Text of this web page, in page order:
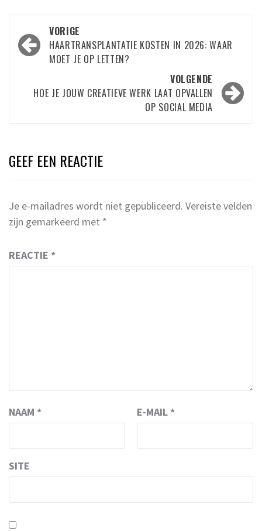
Bericht
navigatie
VORIGE
HAARTRANSPLANTATIE KOSTEN IN 2026: WAAR
MOET JE OP LETTEN?
VOLGENDE
HOE JE JOUW CREATIEVE WERK LAAT OPVALLEN
OP SOCIAL MEDIA
GEEF EEN REACTIE
Je e-mailadres wordt niet gepubliceerd. Vereiste velden
zijn gemarkeerd met *
REACTIE *
NAAM * E-MAIL *
SITE